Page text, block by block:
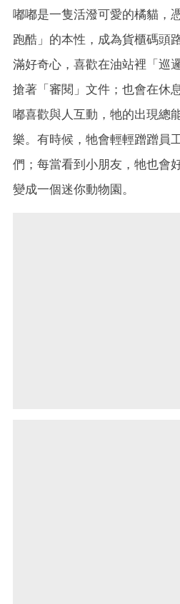
嘟嘟是一隻活潑可愛的橘貓，
跑酷」的本性，成為貨櫃碼頭
滿好奇心，喜歡在油站裡「巡
搶著「審閱」文件；也會在休
嘟喜歡與人互動，牠的出現總
樂。有時候，牠會輕輕蹭蹭員
們；每當看到小朋友，牠也會
變成一個迷你動物園。